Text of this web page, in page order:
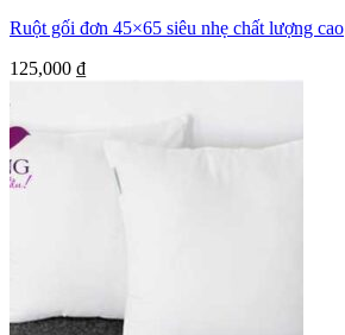
Ruột gối đơn 45×65 siêu nhẹ chất lượng cao
125,000 ₫